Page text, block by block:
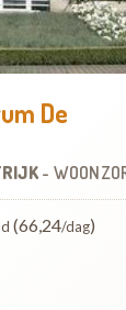
De
-
(66,24/dag)